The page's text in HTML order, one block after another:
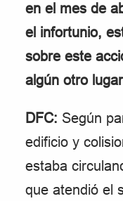
en el mes de
el infortunio,
sobre este
algún otro
DFC: Según
edificio y
estaba
que atendió el